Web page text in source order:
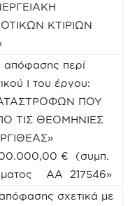
ΚΤΙΡΙΩΝ
απόφασης περί
Ι του έργου:
ΠΟΥ
ΤΙΣ ΘΕΟΜΗΝΙΕΣ
€ (συμπ.
ΑΑ 217546»
σχετικά με